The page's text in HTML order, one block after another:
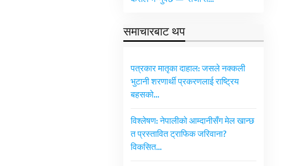
समाचारबाट थप
पत्रकार मातृका दाहाल: जसले नक्कली
भुटानी शरणार्थी प्रकरणलाई राष्ट्रिय
बहसको…
विश्लेषण: नेपालीको आम्दानीसँग मेल खान्छ
त प्रस्तावित ट्राफिक जरिवाना?
विकसित…